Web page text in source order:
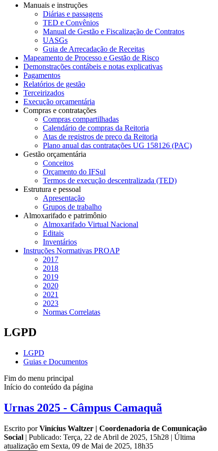
Manuais e instruções
Diárias e passagens
TED e Convênios
Manual de Gestão e Fiscalização de Contratos
UASGs
Guia de Arrecadação de Receitas
Mapeamento de Processo e Gestão de Risco
Demonstrações contábeis e notas explicativas
Pagamentos
Relatórios de gestão
Terceirizados
Execução orçamentária
Compras e contratações
Compras compartilhadas
Calendário de compras da Reitoria
Atas de registros de preço da Reitoria
Plano anual das contratações UG 158126 (PAC)
Gestão orçamentária
Conceitos
Orçamento do IFSul
Termos de execução descentralizada (TED)
Estrutura e pessoal
Apresentação
Grupos de trabalho
Almoxarifado e patrimônio
Almoxarifado Virtual Nacional
Editais
Inventários
Instruções Normativas PROAP
2017
2018
2019
2020
2021
2023
Normas Correlatas
LGPD
LGPD
Guias e Documentos
Fim do menu principal
Início do conteúdo da página
Urnas 2025 - Câmpus Camaquã
Escrito porVinícius Waltzer | Coordenadoria de Comunicação
Social | Publicado: Terça, 22 de Abril de 2025, 15h28 | Última
atualização em Sexta, 09 de Mai de 2025, 18h35